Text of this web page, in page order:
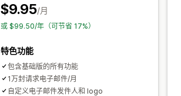
$9.95/月
或 $99.50/年（可节省 17%）
特色功能
包含基础版的所有功能
1万封请求电子邮件/月
自定义电子邮件发件人和 logo